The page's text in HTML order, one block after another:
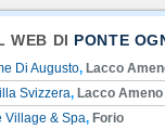
WEB DI PONTE
Di Augusto, Lacco
Svizzera, Lacco Ameno
Village & Spa, Forio